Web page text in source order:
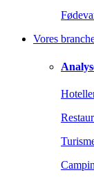
Vores